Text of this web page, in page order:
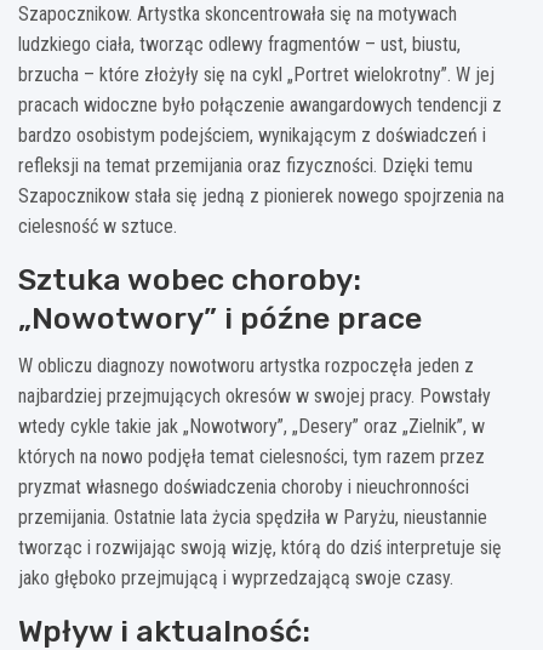
Szapocznikow. Artystka skoncentrowała się na motywach
ludzkiego ciała, tworząc odlewy fragmentów – ust, biustu,
brzucha – które złożyły się na cykl „Portret wielokrotny”. W jej
pracach widoczne było połączenie awangardowych tendencji z
bardzo osobistym podejściem, wynikającym z doświadczeń i
refleksji na temat przemijania oraz fizyczności. Dzięki temu
Szapocznikow stała się jedną z pionierek nowego spojrzenia na
cielesność w sztuce.
Sztuka wobec choroby:
„Nowotwory” i późne prace
W obliczu diagnozy nowotworu artystka rozpoczęła jeden z
najbardziej przejmujących okresów w swojej pracy. Powstały
wtedy cykle takie jak „Nowotwory”, „Desery” oraz „Zielnik”, w
których na nowo podjęła temat cielesności, tym razem przez
pryzmat własnego doświadczenia choroby i nieuchronności
przemijania. Ostatnie lata życia spędziła w Paryżu, nieustannie
tworząc i rozwijając swoją wizję, którą do dziś interpretuje się
jako głęboko przejmującą i wyprzedzającą swoje czasy.
Wpływ i aktualność: